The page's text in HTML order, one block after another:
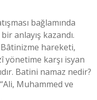
bağlamında
anlayış kazandı.
Bâtinizme hareketi,
yönetime karşı isyan
Batini namaz nedir?
Muhammed ve